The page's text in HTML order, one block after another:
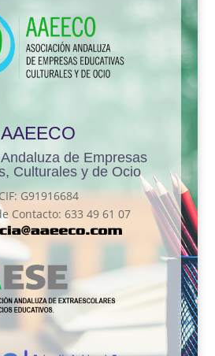
AAEECO
de Empresas
Culturales y de Ocio
G91916684
Contacto: 633 49 61 07